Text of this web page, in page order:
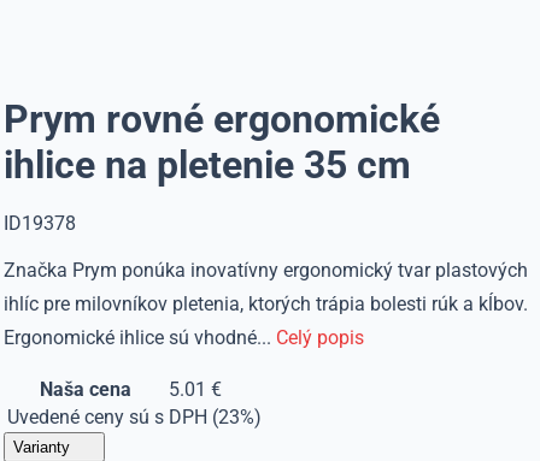
Prym rovné ergonomické
ihlice na pletenie 35 cm
ID19378
Značka Prym ponúka inovatívny ergonomický tvar plastových
ihlíc pre milovníkov pletenia, ktorých trápia bolesti rúk a kĺbov.
Ergonomické ihlice sú vhodné... Celý popis
Naša cena
5.01 €
Uvedené ceny sú s DPH (23%)
Varianty